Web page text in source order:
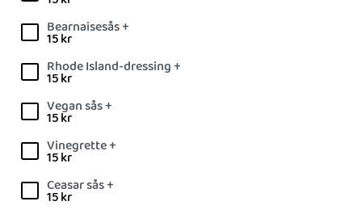
Bearnaisesås +
15kr
Rhode Island-dressing +
15kr
Vegan sås +
15kr
Vinegrette +
15kr
Ceasar sås +
15kr